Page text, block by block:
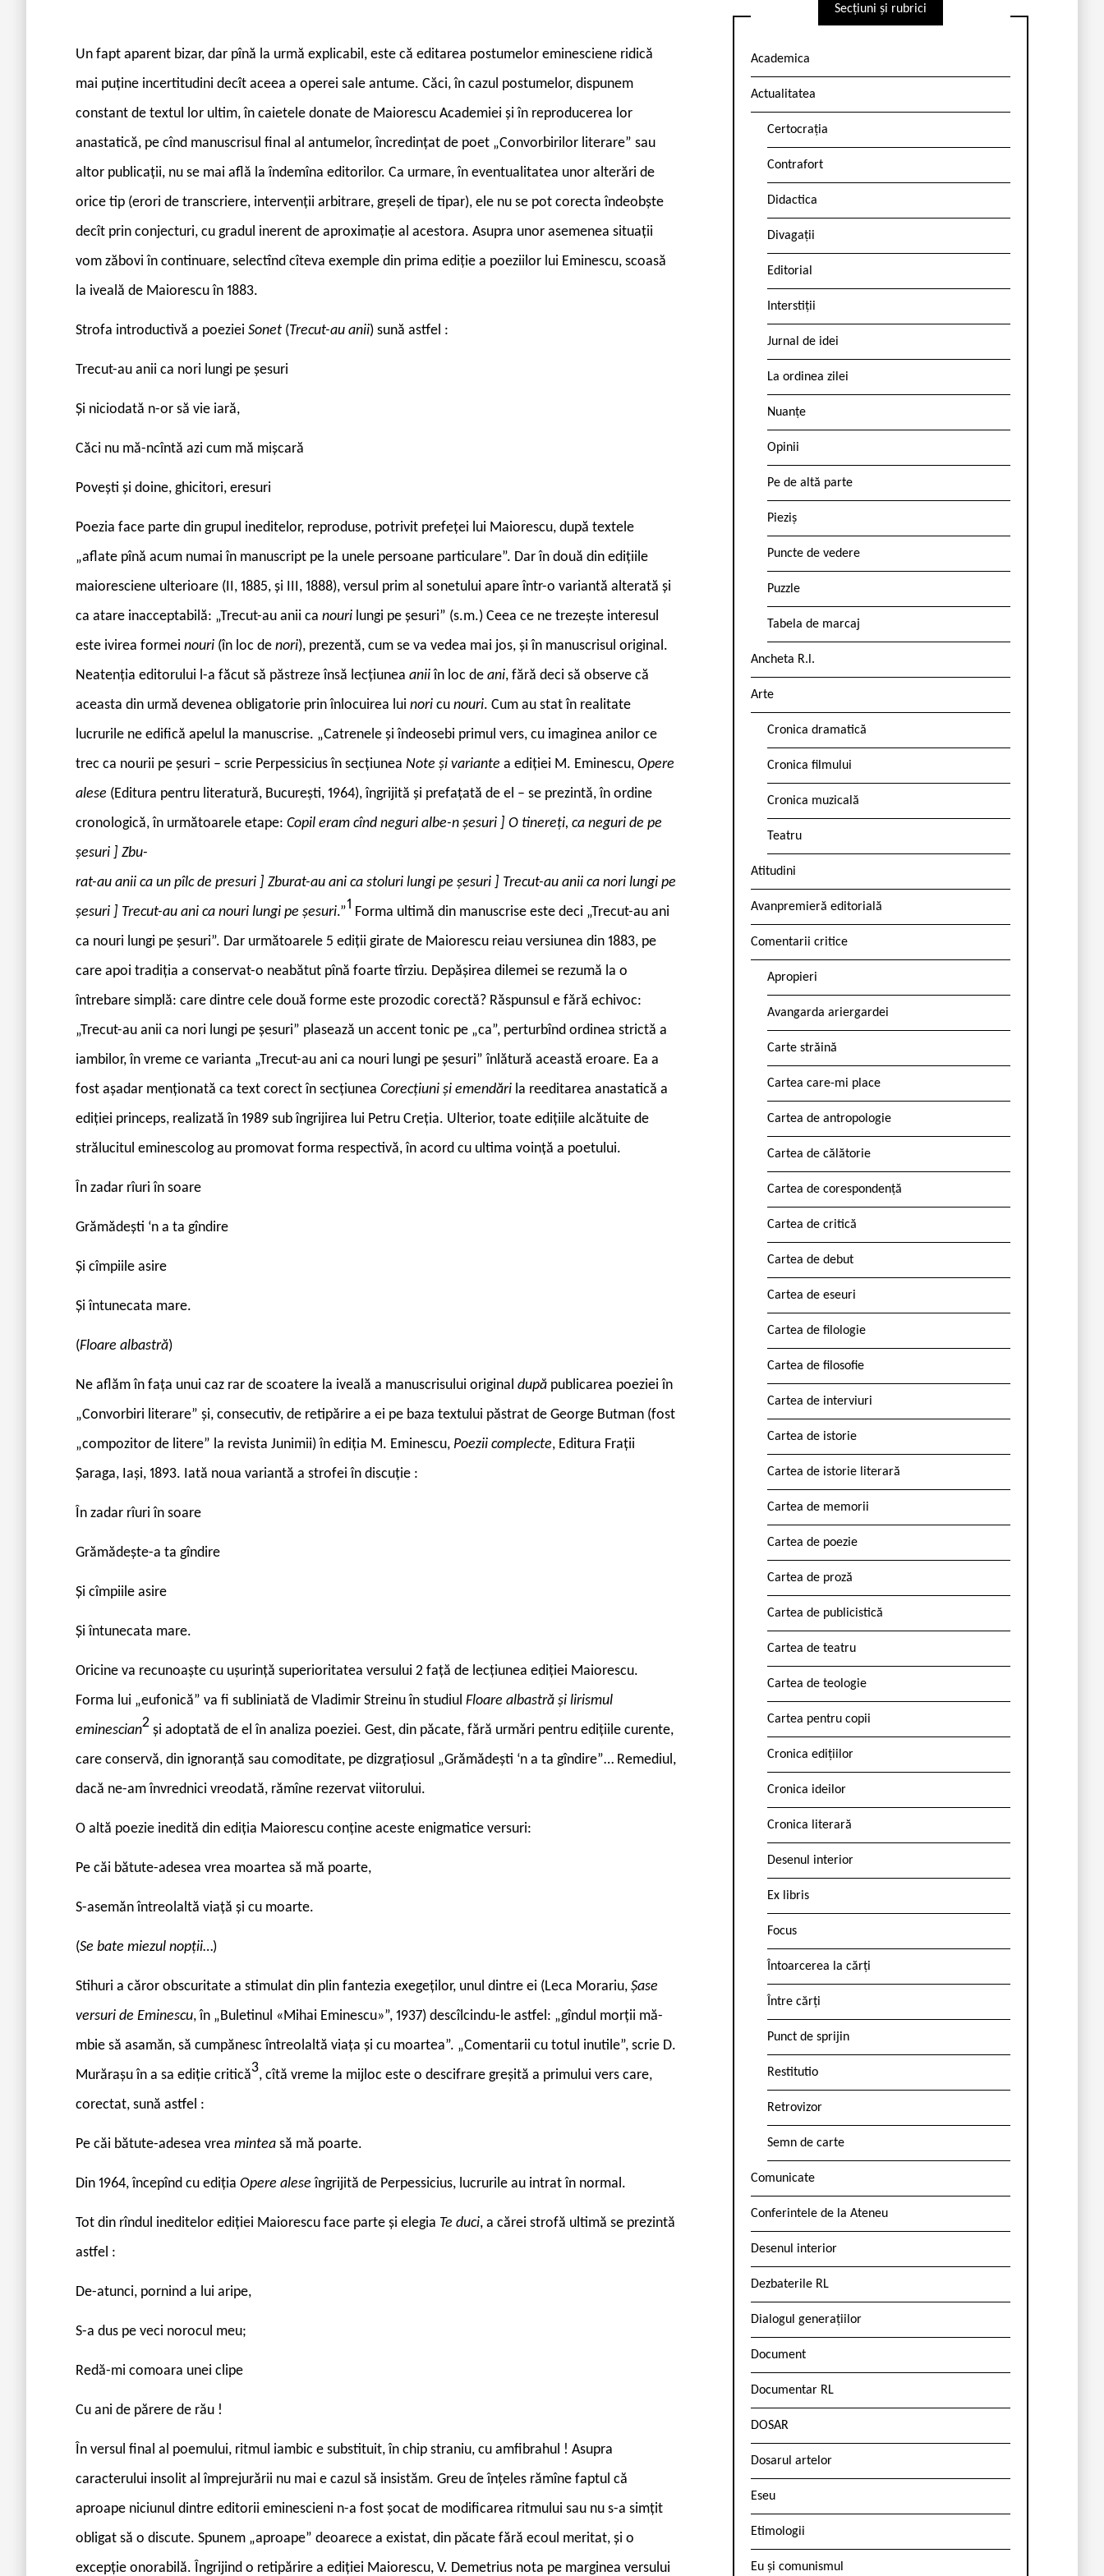
Un fapt aparent bizar, dar pînă la urmă explicabil, este că editarea postumelor eminesciene ridică
mai puține incertitudini decît aceea a operei sale antume. Căci, în cazul postumelor, dispunem
constant de textul lor ultim, în caietele donate de Maiorescu Academiei și în reproducerea lor
anastatică, pe cînd manuscrisul final al antumelor, încredințat de poet „Convorbirilor literare” sau
altor publicații, nu se mai află la îndemîna editorilor. Ca urmare, în eventualitatea unor alterări de
orice tip (erori de transcriere, intervenții arbitrare, greșeli de tipar), ele nu se pot corecta îndeobște
decît prin conjecturi, cu gradul inerent de aproximație al acestora. Asupra unor asemenea situații
vom zăbovi în continuare, selectînd cîteva exemple din prima ediție a poeziilor lui Eminescu, scoasă
la iveală de Maiorescu în 1883.
Strofa introductivă a poeziei Sonet (Trecut-au anii) sună astfel :
Trecut-au anii ca nori lungi pe șesuri
Și niciodată n-or să vie iară,
Căci nu mă-ncîntă azi cum mă mișcară
Povești și doine, ghicitori, eresuri
Poezia face parte din grupul ineditelor, reproduse, potrivit prefeței lui Maiorescu, după textele
„aflate pînă acum numai în manuscript pe la unele persoane particulare”. Dar în două din edițiile
maioresciene ulterioare (II, 1885, și III, 1888), versul prim al sonetului apare într-o variantă alterată și
ca atare inacceptabilă: „Trecut-au anii ca nouri lungi pe șesuri” (s.m.) Ceea ce ne trezește interesul
este ivirea formei nouri (în loc de nori), prezentă, cum se va vedea mai jos, și în manuscrisul original.
Neatenția editorului l-a făcut să păstreze însă lecțiunea aniiîn loc de ani, fără deci să observe că
aceasta din urmă devenea obligatorie prin înlocuirea lui nori cu nouri. Cum au stat în realitate
lucrurile ne edifică apelul la manuscrise. „Catrenele și îndeosebi primul vers, cu imaginea anilor ce
trec ca nourii pe șesuri – scrie Perpessicius în secțiunea Note și variante a ediției M. Eminescu, Opere
alese (Editura pentru literatură, București, 1964), îngrijită și prefațată de el – se prezintă, în ordine
cronologică, în următoarele etape: Copil eram cînd neguri albe-n șesuri ] O tinereți, ca neguri de pe
șesuri ] Zbu-
rat-au anii ca un pîlc de presuri ] Zburat-au ani ca stoluri lungi pe șesuri ] Trecut-au anii ca nori lungi pe
șesuri ] Trecut-au ani ca nouri lungi pe șesuri.”1 Forma ultimă din manuscrise este deci „Trecut-au ani
ca nouri lungi pe șesuri”. Dar următoarele 5 ediții girate de Maiorescu reiau versiunea din 1883, pe
care apoi tradiția a conservat-o neabătut pînă foarte tîrziu. Depășirea dilemei se rezumă la o
întrebare simplă: care dintre cele două forme este prozodic corectă? Răspunsul e fără echivoc:
„Trecut-au anii ca nori lungi pe șesuri” plasează un accent tonic pe „ca”, perturbînd ordinea strictă a
iambilor, în vreme ce varianta „Trecut-au ani ca nouri lungi pe șesuri” înlătură această eroare. Ea a
fost așadar menționată ca text corect în secțiunea Corecțiuni și emendări la reeditarea anastatică a
ediției princeps, realizată în 1989 sub îngrijirea lui Petru Creția. Ulterior, toate edițiile alcătuite de
strălucitul eminescolog au promovat forma respectivă, în acord cu ultima voință a poetului.
În zadar rîuri în soare
Grămădești ‘n a ta gîndire
Și cîmpiile asire
Și întunecata mare.
(Floare albastră)
Ne aflăm în fața unui caz rar de scoatere la iveală a manuscrisului original după publicarea poeziei în
„Convorbiri literare” și, consecutiv, de retipărire a ei pe baza textului păstrat de George Butman (fost
„compozitor de litere” la revista Junimii) în ediția M. Eminescu, Poezii complecte, Editura Frații
Șaraga, Iași, 1893. Iată noua variantă a strofei în discuție :
În zadar rîuri în soare
Grămădește-a ta gîndire
Și cîmpiile asire
Și întunecata mare.
Oricine va recunoaște cu ușurință superioritatea versului 2 față de lecțiunea ediției Maiorescu.
Forma lui „eufonică” va fi subliniată de Vladimir Streinu în studiul Floare albastră și lirismul
eminescian2 și adoptată de el în analiza poeziei. Gest, din păcate, fără urmări pentru edițiile curente,
care conservă, din ignoranță sau comoditate, pe dizgrațiosul „Grămădești ‘n a ta gîndire”… Remediul,
dacă ne-am învrednici vreodată, rămîne rezervat viitorului.
O altă poezie inedită din ediția Maiorescu conține aceste enigmatice versuri:
Pe căi bătute-adesea vrea moartea să mă poarte,
S-asemăn întreolaltă viață și cu moarte.
(Se bate miezul nopții…)
Stihuri a căror obscuritate a stimulat din plin fantezia exegeților, unul dintre ei (Leca Morariu, Șase
versuri de Eminescu, în „Buletinul «Mihai Eminescu»”, 1937) descîlcindu-le astfel: „gîndul morții mă-
mbie să asamăn, să cumpănesc întreolaltă viața și cu moartea”. „Comentarii cu totul inutile”, scrie D.
Murărașu în a sa ediție critică3, cîtă vreme la mijloc este o descifrare greșită a primului vers care,
corectat, sună astfel :
Pe căi bătute-adesea vrea mintea să mă poarte.
Din 1964, începînd cu ediția Opere alese îngrijită de Perpessicius, lucrurile au intrat în normal.
Tot din rîndul ineditelor ediției Maiorescu face parte și elegia Te duci, a cărei strofă ultimă se prezintă
astfel :
De-atunci, pornind a lui aripe,
S-a dus pe veci norocul meu;
Redă-mi comoara unei clipe
Cu ani de părere de rău !
În versul final al poemului, ritmul iambic e substituit, în chip straniu, cu amfibrahul ! Asupra
caracterului insolit al împrejurării nu mai e cazul să insistăm. Greu de înțeles rămîne faptul că
aproape niciunul dintre editorii eminescieni n-a fost șocat de modificarea ritmului sau nu s-a simțit
obligat să o discute. Spunem „aproape” deoarece a existat, din păcate fără ecoul meritat, și o
excepție onorabilă. Îngrijind o retipărire a ediției Maiorescu, V. Demetrius nota pe marginea versului
Secțiuni și rubrici
Academica
Actualitatea
Certocrația
Contrafort
Didactica
Divagații
Editorial
Interstiții
Jurnal de idei
La ordinea zilei
Nuanțe
Opinii
Pe de altă parte
Pieziș
Puncte de vedere
Puzzle
Tabela de marcaj
Ancheta R.l.
Arte
Cronica dramatică
Cronica filmului
Cronica muzicală
Teatru
Atitudini
Avanpremieră editorială
Comentarii critice
Apropieri
Avangarda ariergardei
Carte străină
Cartea care-mi place
Cartea de antropologie
Cartea de călătorie
Cartea de corespondență
Cartea de critică
Cartea de debut
Cartea de eseuri
Cartea de filologie
Cartea de filosofie
Cartea de interviuri
Cartea de istorie
Cartea de istorie literară
Cartea de memorii
Cartea de poezie
Cartea de proză
Cartea de publicistică
Cartea de teatru
Cartea de teologie
Cartea pentru copii
Cronica edițiilor
Cronica ideilor
Cronica literară
Desenul interior
Ex libris
Focus
Întoarcerea la cărți
Între cărți
Punct de sprijin
Restitutio
Retrovizor
Semn de carte
Comunicate
Conferintele de la Ateneu
Desenul interior
Dezbaterile RL
Dialogul generațiilor
Document
Documentar RL
DOSAR
Dosarul artelor
Eseu
Etimologii
Eu și comunismul